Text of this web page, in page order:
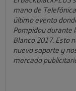
mano de
último evento
Pompidou durante
Blanco 2017. Esto
nuevo soporte y
mercado